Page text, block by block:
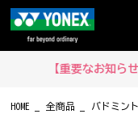
【重要なお知ら
HOME 全商品 バドミン